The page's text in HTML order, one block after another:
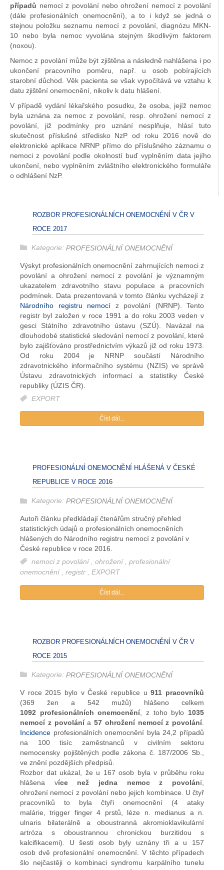
případů nemocí z povolání nebo ohrožení nemocí z povolání
(dále profesionálních onemocnění), a to i když se jedná o
stejnou položku seznamu nemocí z povolání, diagnózu MKN-
10 nebo byla nemoc vyvolána stejným škodlivým faktorem
(noxou).
Nemoc z povolání může být zjištěna a následně nahlášena i po
ukončení pracovního poměru, např. u osob pobírajících
starobní důchod. Věk pacienta se však vypočítává ve vztahu k
datu zjištění onemocnění, nikoliv k datu hlášení.
V případě vydání lékařského posudku, že osoba, jejíž nemoc
byla uznána za nemoc z povolání, resp. ohrožení nemocí z
povolání, již podmínky pro uznání nesplňuje, hlásí tuto
skutečnost příslušné středisko NzP od roku 2016 nově do
elektronické aplikace NRNP přímo do příslušného záznamu o
nemoci z povolání podle okolností buď vyplněním data jejího
ukončení, nebo vyplněním zvláštního elektronického formuláře
o odhlášení NzP.
ROZBOR PROFESIONÁLNÍCH ONEMOCNĚNÍ V ČR V
ROCE 2017
Kategorie: PROFESIONÁLNÍ ONEMOCNĚNÍ
Výskyt profesionálních onemocnění zahrnujících nemoci z
povolání a ohrožení nemocí z povolání je významným
ukazatelem zdravotního stavu populace a pracovních
podmínek. Data prezentovaná v tomto článku vycházejí z
Národního registru nemocí z povolání (NRNP). Tento
registr byl založen v roce 1991 a do roku 2003 veden v
gesci Státního zdravotního ústavu (SZÚ). Navázal na
dlouhodobé statistické sledování nemocí z povolání, které
bylo zajišťováno prostřednictvím výkazů již od roku 1973.
Od roku 2004 je NRNP součástí Národního
zdravotnického informačního systému (NZIS) ve správě
Ústavu zdravotnických informací a statistiky České
republiky (ÚZIS ČR).
EXPORT
Číst dál...
PROFESIONÁLNÍ ONEMOCNĚNÍ HLÁŠENÁ V ČESKÉ
REPUBLICE V ROCE 2016
Kategorie: PROFESIONÁLNÍ ONEMOCNĚNÍ
Autoři článku předkládají čtenářům stručný přehled
statistických údajů o profesionálních onemocněních
hlášených do Národního registru nemocí z povolání v
České republice v roce 2016.
nemoci z povolání , ohrožení , profesionální
onemocnění , registr , EXPORT
Číst dál...
ROZBOR PROFESIONÁLNÍCH ONEMOCNĚNÍ V ČR V
ROCE 2015
Kategorie: PROFESIONÁLNÍ ONEMOCNĚNÍ
V roce 2015 bylo v České republice u911 pracovníků
(369 žen a 542 mužů) hlášeno celkem
1092 profesionálních onemocnění, z toho bylo 1035
nemocí z povolánía 57 ohrožení nemocí z povolání.
Incidence profesionálních onemocnění byla 24,2 případů
na 100 tisíc zaměstnanců v civilním sektoru
nemocensky pojištěných podle zákona č. 187/2006 Sb.,
ve znění pozdějších předpisů.
Rozbor dat ukázal, že u 167 osob byla v průběhu roku
hlášena více než jedna nemoc z povolání,
ohrožení nemocí z povolání nebo jejich kombinace. U čtyř
pracovníků to byla čtyři onemocnění (4 ataky
malárie, trigger finger 4 prstů, léze n. medianus a n.
ulnaris bilaterálně a oboustranná akromioklavikulární
artróza s oboustrannou chronickou burzitidou s
kalcifikacemi). U šesti osob byly uznány tři a u 157
osob dvě profesionální onemocnění. V těchto případech
šlo nejčastěji o kombinaci syndromu karpálního tunelu